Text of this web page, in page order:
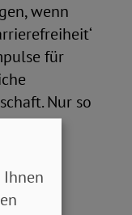
wenn
für
Nur so
und